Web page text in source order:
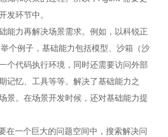
发环节中。
能力再解决场景需求。例如，以科锐正
个例子，基础能力包括模型、沙箱（沙
个代码执行环境，同时还需要访问外部
记忆、工具等等。解决了基础能力之
景。在场景开发时候，还对基础能力提
在一个巨大的问题空间中，搜索解决问